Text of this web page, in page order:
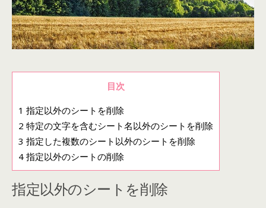
目次
1 指定以外のシートを削除
2 特定の文字を含むシート名以外のシートを削除
3 指定した複数のシート以外のシートを削除
4 指定以外のシートの削除
指定以外のシートを削除